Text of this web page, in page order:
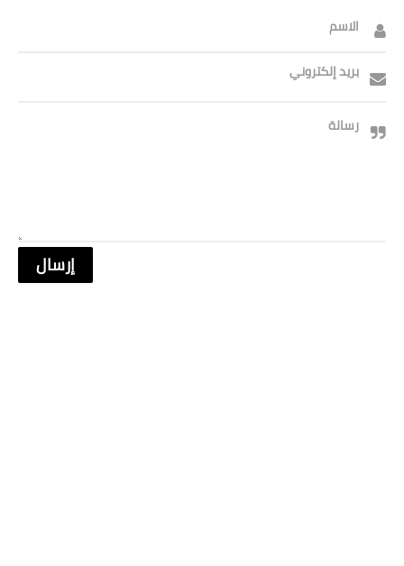
الاسم
بريد إلكتروني
رسالة